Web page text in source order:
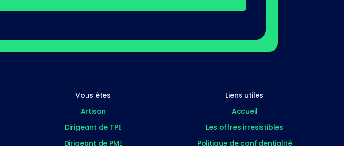
Vous êtes
Artisan
Dirigeant de TPE
Dirigeant de PME
Liens utiles
Accueil
Les offres irresistibles
Politique de confidentialité